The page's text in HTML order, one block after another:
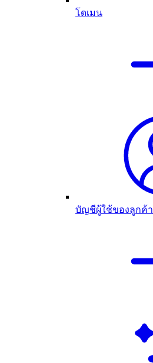
โดเมน
บัญชีผู้ใช้ของลูกค้า